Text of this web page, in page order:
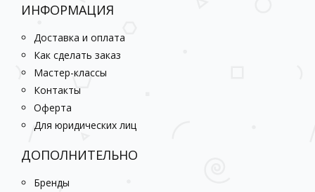
ИНФОРМАЦИЯ
Доставка и оплата
Как сделать заказ
Мастер-классы
Контакты
Оферта
Для юридических лиц
ДОПОЛНИТЕЛЬНО
Бренды